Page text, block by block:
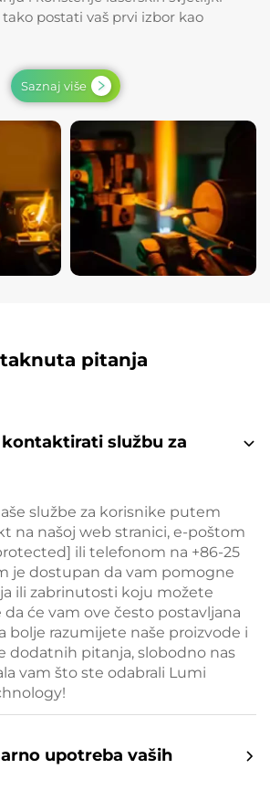
postati vaš prvi izbor kao
Saznaj više
pitanja
službu za
službe za korisnike putem
na našoj web stranici, e-poštom
ili telefonom na +86-25
je dostupan da vam pomogne
ili zabrinutosti koju možete
da će vam ove često postavljana
bolje razumijete naše proizvode i
dodatnih pitanja, slobodno nas
vam što ste odabrali Lumi
upotreba vaših